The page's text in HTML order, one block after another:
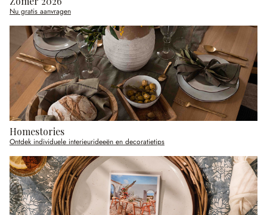
Nu gratis aanvragen
Homestories
Ontdek individuele interieurideeën en decoratietips